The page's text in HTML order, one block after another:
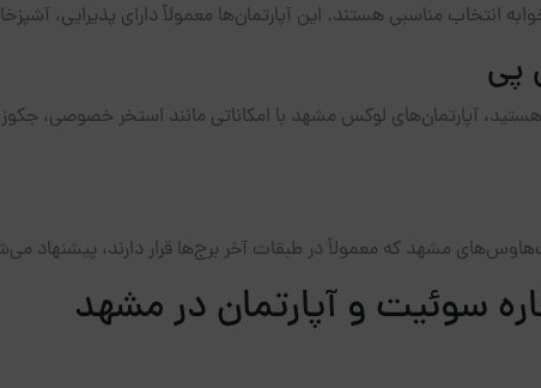
انتخاب مناسبی هستند. این آپارتمان‌ها معمولاً دارای پذیرایی،
پی
هستید، آپارتمان‌های لوکس مشهد با امکاناتی مانند استخر خصوصی،
مشهد که معمولاً در طبقات آخر برج‌ها قرار دارند، پیشنهاد
سوئیت و آپارتمان در مشهد